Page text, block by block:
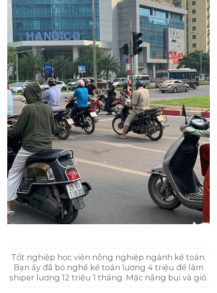
Tốt nghiệp học viện nông nghiệp ngành kế toán.
Bạn ấy đã bỏ nghề kế toán lương 4 triệu để làm
shiper lương 12 triệu 1 tháng. Mặc nắng bụi và gió.